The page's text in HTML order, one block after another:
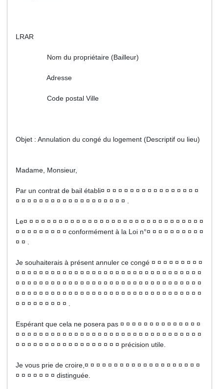
LRAR
Nom du propriétaire (Bailleur)
Adresse
Code postal Ville
Objet : Annulation du congé du logement (Descriptif ou lieu)
Madame, Monsieur,
Par un contrat de bail établi¤ ¤ ¤ ¤ ¤ ¤ ¤ ¤ ¤ ¤ ¤ ¤ ¤ ¤ ¤ ¤ ¤
¤ ¤ ¤ ¤ ¤ ¤ ¤ ¤ ¤ ¤ ¤ ¤ ¤ ¤ ¤ ¤ ¤ ¤ ¤ .
Le¤ ¤ ¤ ¤ ¤ ¤ ¤ ¤ ¤ ¤ ¤ ¤ ¤ ¤ ¤ ¤ ¤ ¤ ¤ ¤ ¤ ¤ ¤ ¤ ¤ ¤ ¤ ¤ ¤ ¤ ¤
¤ ¤ ¤ ¤ ¤ ¤ ¤ ¤ ¤ conformément à la Loi n°¤ ¤ ¤ ¤ ¤ ¤ ¤ ¤ ¤ ¤
¤ ¤ .
Je souhaiterais à présent annuler ce congé ¤ ¤ ¤ ¤ ¤ ¤ ¤ ¤ ¤
¤ ¤ ¤ ¤ ¤ ¤ ¤ ¤ ¤ ¤ ¤ ¤ ¤ ¤ ¤ ¤ ¤ ¤ ¤ ¤ ¤ ¤ ¤ ¤ ¤ ¤ ¤ ¤ ¤ ¤ ¤ ¤
¤ ¤ ¤ ¤ ¤ ¤ ¤ ¤ ¤ ¤ ¤ ¤ ¤ ¤ ¤ ¤ ¤ ¤ ¤ ¤ ¤ ¤ ¤ ¤ ¤ ¤ ¤ ¤ ¤ ¤ ¤ ¤
¤ ¤ ¤ ¤ ¤ ¤ ¤ ¤ ¤ ¤ ¤ ¤ ¤ ¤ ¤ ¤ ¤ ¤ ¤ ¤ ¤ ¤ ¤ ¤ ¤ ¤ ¤ ¤ ¤ ¤ ¤ ¤
¤ ¤ ¤ ¤ ¤ ¤ ¤ ¤ ¤ .
Espérant que cela ne posera pas ¤ ¤ ¤ ¤ ¤ ¤ ¤ ¤ ¤ ¤ ¤ ¤ ¤ ¤
¤ ¤ ¤ ¤ ¤ ¤ ¤ ¤ ¤ ¤ ¤ ¤ ¤ ¤ ¤ ¤ ¤ ¤ ¤ ¤ ¤ ¤ ¤ ¤ ¤ ¤ ¤ ¤ ¤ ¤ ¤ ¤
¤ ¤ ¤ ¤ ¤ ¤ ¤ ¤ ¤ ¤ ¤ ¤ ¤ ¤ ¤ ¤ ¤ ¤ précision utile.
Je vous prie de croire,¤ ¤ ¤ ¤ ¤ ¤ ¤ ¤ ¤ ¤ ¤ ¤ ¤ ¤ ¤ ¤ ¤ ¤ ¤ ¤
¤ ¤ ¤ ¤ ¤ ¤ ¤ distinguée.